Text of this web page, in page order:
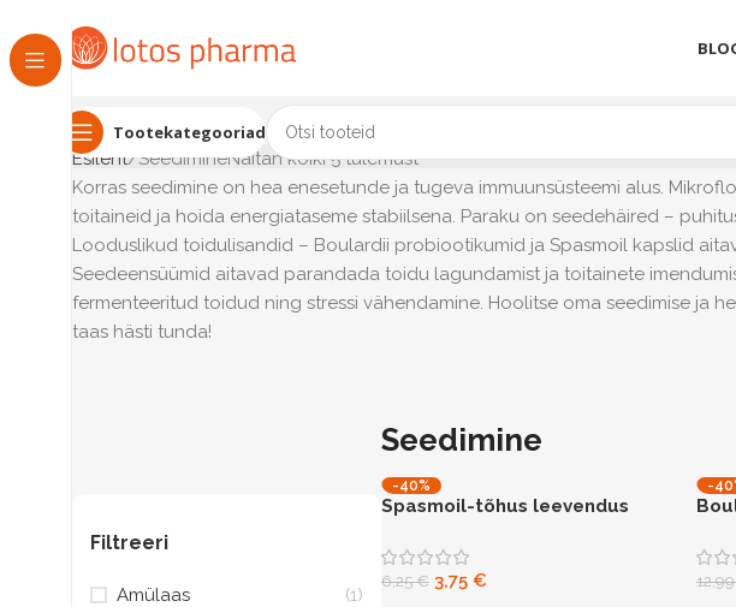
Tootekategooriad
Esileht SeedimineNäitan kõiki 5 tulemust
Korras seedimine on hea enesetunde ja tugeva immuunsüsteemi alus.
toitaineid ja hoida energiataseme stabiilsena. Paraku on seedehäired –
Looduslikud toidulisandid – Boulardii probiootikumid ja Spasmoil kapslid
Seedeensüümid aitavad parandada toidu lagundamist ja toitainete
fermenteeritud toidud ning stressi vähendamine. Hoolitse oma seedimise ja
taas hästi tunda!
Filtreeri
Amülaas
(1)
Seedimine
-40%
Spasmoil-tõhus leevendus
6,25€ 3,75 €
-